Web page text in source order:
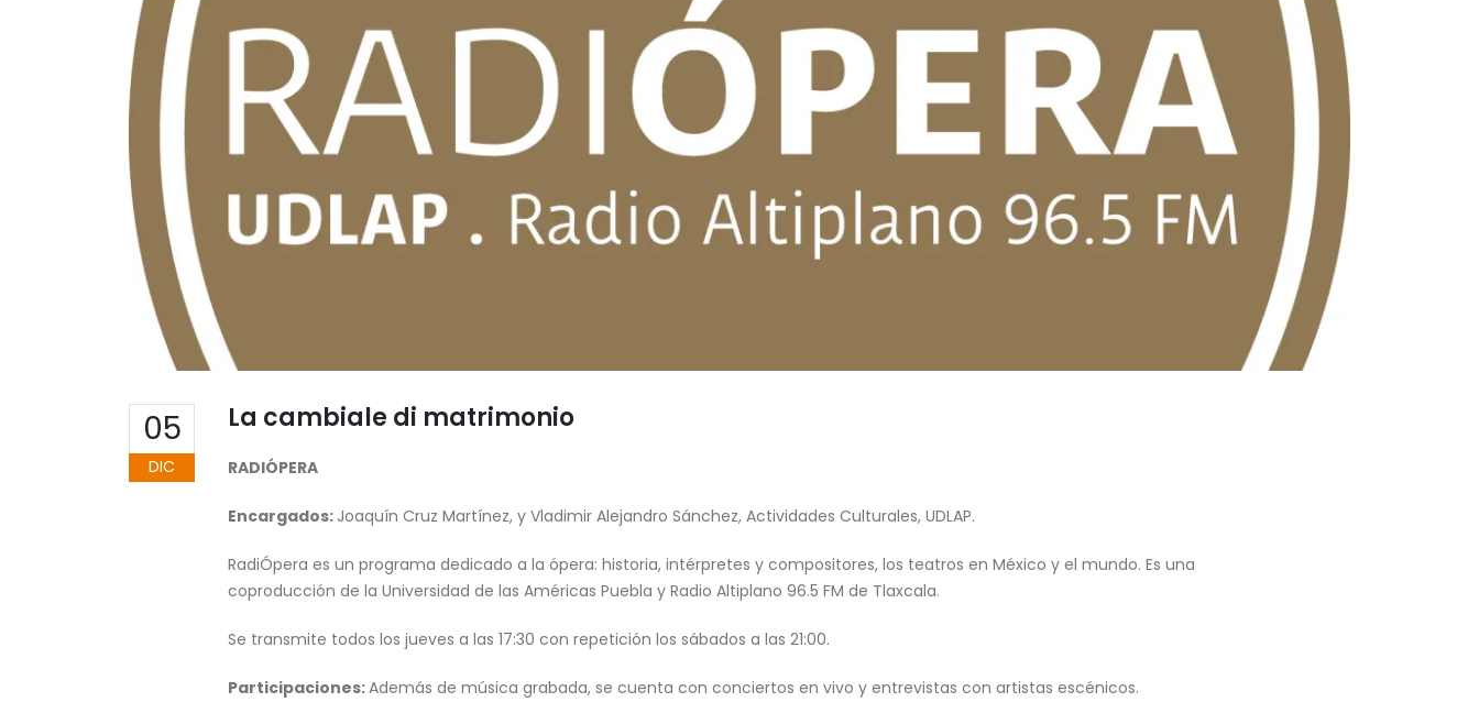
05
DIC
La cambiale di matrimonio
RADIÓPERA
Encargados: Joaquín Cruz Martínez, y Vladimir Alejandro Sánchez, Actividades Culturales, UDLAP.
RadiÓpera es un programa dedicado a la ópera: historia, intérpretes y compositores, los teatros en México y el mundo. Es una
coproducción de la Universidad de las Américas Puebla y Radio Altiplano 96.5 FM de Tlaxcala.
Se transmite todos los jueves a las 17:30 con repetición los sábados a las 21:00.
Participaciones:Además de música grabada, se cuenta con conciertos en vivo y entrevistas con artistas escénicos.